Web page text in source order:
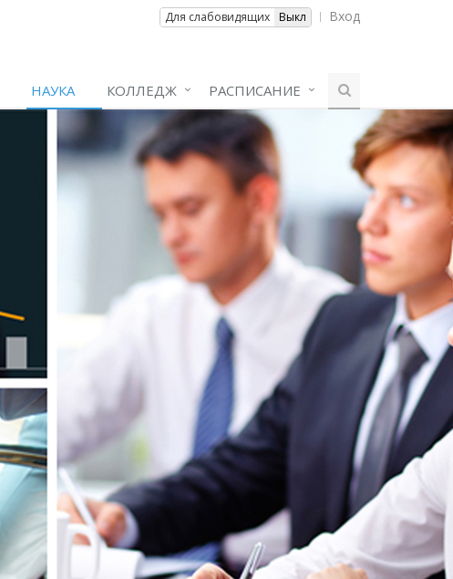
Для слабовидящих Выкл Вход
НАУКА КОЛЛЕДЖ РАСПИСАНИЕ